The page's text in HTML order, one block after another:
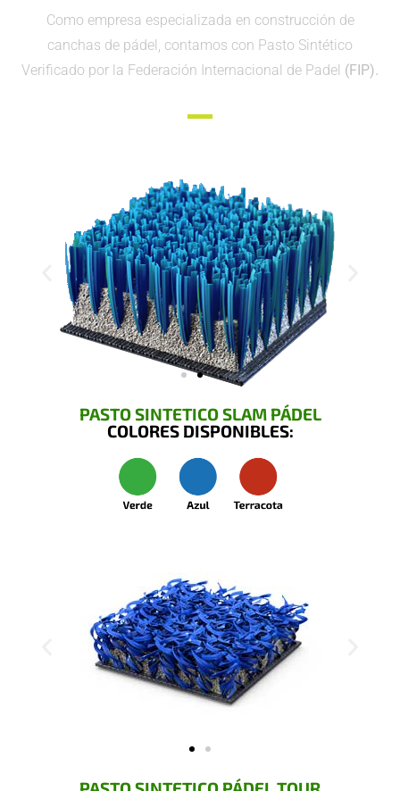
Como empresa especializada en construcción de
canchas de pádel, contamos con Pasto Sintético
Verificado por la Federación Internacional de Padel (FIP).
PASTO SINTETICO SLAM PÁDEL
COLORES DISPONIBLES: